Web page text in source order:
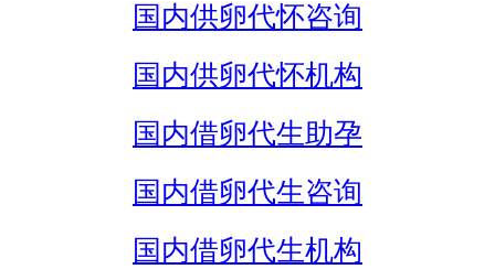
国内供卵代怀咨询
国内供卵代怀机构
国内借卵代生助孕
国内借卵代生咨询
国内借卵代生机构